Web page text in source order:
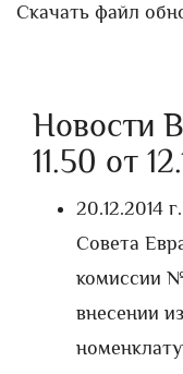
Скачать файл
Новости
11.50 от
20.12.2014
Совета
комиссии №
внесении